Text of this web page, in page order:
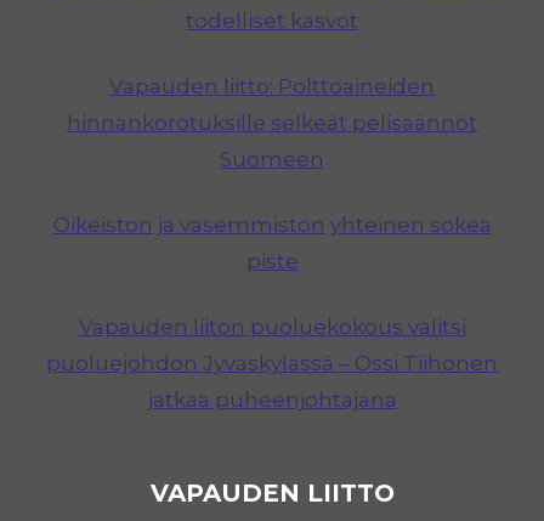
todelliset kasvot
Vapauden liitto: Polttoaineiden
hinnankorotuksille selkeät pelisäännöt
Suomeen
Oikeiston ja vasemmiston yhteinen sokea
piste
Vapauden liiton puoluekokous valitsi
puoluejohdon Jyväskylässä – Ossi Tiihonen
jatkaa puheenjohtajana
VAPAUDEN LIITTO